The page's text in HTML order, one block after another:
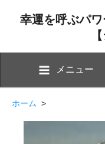
幸運を呼ぶパ
メニュー
ホーム >